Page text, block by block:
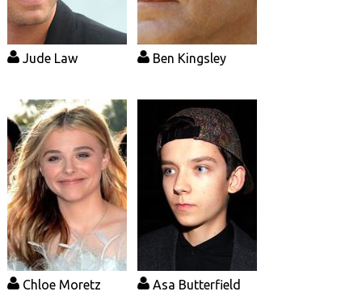
Jude Law Ben Kingsley
Chloe Moretz Asa Butterfield